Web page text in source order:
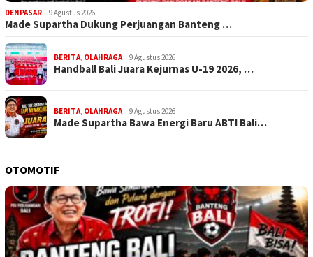
DENPASAR 9 Agustus 2026
Made Supartha Dukung Perjuangan Banteng …
BERITA OLAHRAGA 9 Agustus 2026
Handball Bali Juara Kejurnas U-19 2026, …
BERITA OLAHRAGA 9 Agustus 2026
Made Supartha Bawa Energi Baru ABTI Bali…
OTOMOTIF